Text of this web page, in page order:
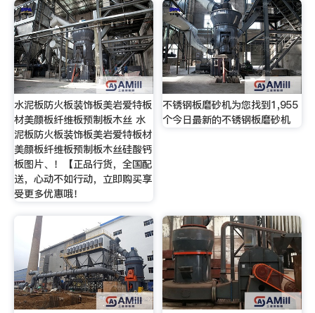
水泥板防火板装饰板美岩爱特板
材美颜板纤维板预制板木丝 水
泥板防火板装饰板美岩爱特板材
美颜板纤维板预制板木丝硅酸钙
板图片、！【正品行货，全国配
送，心动不如行动，立即购买享
受更多优惠哦！
不锈钢板磨砂机为您找到1,955
个今日最新的不锈钢板磨砂机